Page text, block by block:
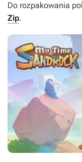
Do rozpakowania
Zip.